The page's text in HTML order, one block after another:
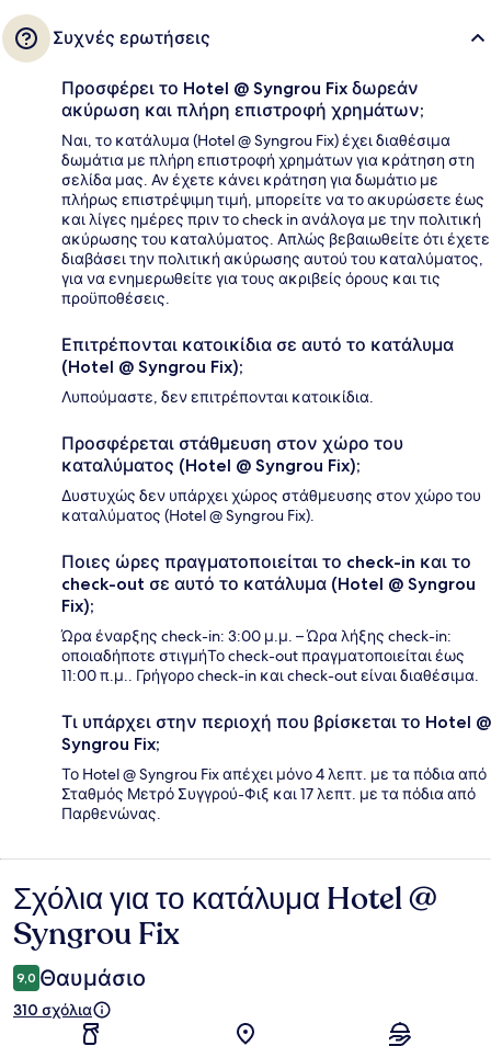
Συχνές ερωτήσεις
Προσφέρει το Hotel @ Syngrou Fix δωρεάν
ακύρωση και πλήρη επιστροφή χρημάτων;
Ναι, το κατάλυμα (Hotel @ Syngrou Fix) έχει διαθέσιμα
δωμάτια με πλήρη επιστροφή χρημάτων για κράτηση στη
σελίδα μας. Αν έχετε κάνει κράτηση για δωμάτιο με
πλήρως επιστρέψιμη τιμή, μπορείτε να το ακυρώσετε έως
και λίγες ημέρες πριν το check in ανάλογα με την πολιτική
ακύρωσης του καταλύματος. Απλώς βεβαιωθείτε ότι έχετε
διαβάσει την πολιτική ακύρωσης αυτού του καταλύματος,
για να ενημερωθείτε για τους ακριβείς όρους και τις
προϋποθέσεις.
Επιτρέπονται κατοικίδια σε αυτό το κατάλυμα
(Hotel @ Syngrou Fix);
Λυπούμαστε, δεν επιτρέπονται κατοικίδια.
Προσφέρεται στάθμευση στον χώρο του
καταλύματος (Hotel @ Syngrou Fix);
Δυστυχώς δεν υπάρχει χώρος στάθμευσης στον χώρο του
καταλύματος (Hotel @ Syngrou Fix).
Ποιες ώρες πραγματοποιείται το check-in και το
check-out σε αυτό το κατάλυμα (Hotel @ Syngrou
Fix);
Ώρα έναρξης check-in: 3:00 μ.μ. – Ώρα λήξης check-in:
οποιαδήποτε στιγμήΤο check-out πραγματοποιείται έως
11:00 π.μ.. Γρήγορο check-in και check-out είναι διαθέσιμα.
Τι υπάρχει στην περιοχή που βρίσκεται το Hotel @
Syngrou Fix;
Το Hotel @ Syngrou Fix απέχει μόνο 4 λεπτ. με τα πόδια από
Σταθμός Μετρό Συγγρού-Φιξ και 17 λεπτ. με τα πόδια από
Παρθενώνας.
Σχόλια
Σχόλια για το κατάλυμα Hotel @
Syngrou Fix
9,0 Θαυμάσιο
310 σχόλια